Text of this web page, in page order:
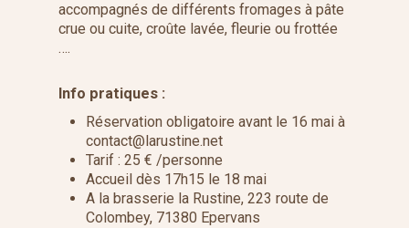
accompagnés de différents fromages à pâte
crue ou cuite, croûte lavée, fleurie ou frottée
….
Info pratiques :
Réservation obligatoire avant le 16 mai à
contact@larustine.net
Tarif : 25 € /personne
Accueil dès 17h15 le 18 mai
A la brasserie la Rustine, 223 route de
Colombey, 71380 Epervans